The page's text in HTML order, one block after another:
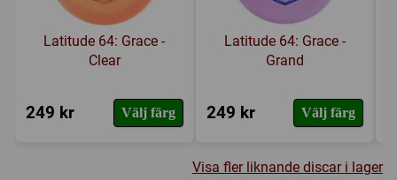
Latitude 64: Grace -
Clear
249 kr Välj färg
Latitude 64: Grace -
Grand
249 kr Välj färg
Visa fler liknande discar i lager